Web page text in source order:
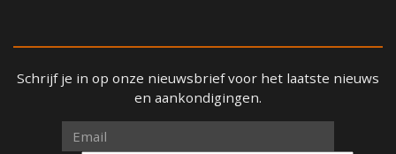
Schrijf je in op onze nieuwsbrief voor het laatste nieuws
en aankondigingen.